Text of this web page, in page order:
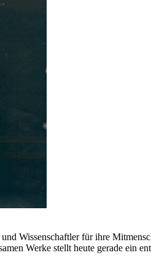
Wissenschaftler für ihre
Werke stellt heute gerade ein